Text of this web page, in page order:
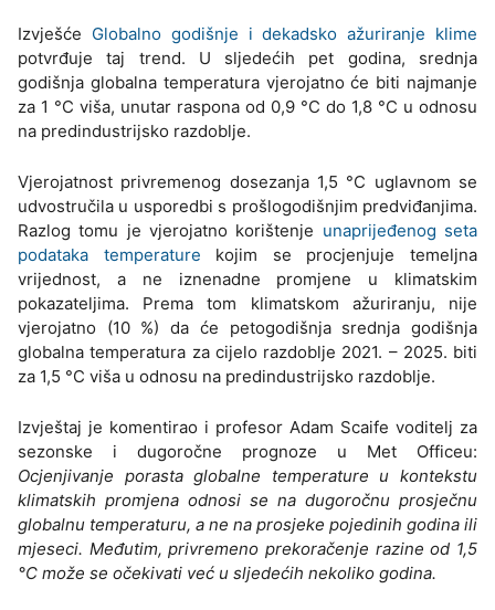
Izvješće Globalno godišnje i dekadsko ažuriranje klime
potvrđuje taj trend. U sljedećih pet godina, srednja
godišnja globalna temperatura vjerojatno će biti najmanje
za 1 °C viša, unutar raspona od 0,9 °C do 1,8 °C u odnosu
na predindustrijsko razdoblje.
Vjerojatnost privremenog dosezanja 1,5 °C uglavnom se
udvostručila u usporedbi s prošlogodišnjim predviđanjima.
Razlog tomu je vjerojatno korištenje unaprijeđenog seta
podataka temperature kojim se procjenjuje temeljna
vrijednost, a ne iznenadne promjene u klimatskim
pokazateljima. Prema tom klimatskom ažuriranju, nije
vjerojatno (10 %) da će petogodišnja srednja godišnja
globalna temperatura za cijelo razdoblje 2021. – 2025. biti
za 1,5 °C viša u odnosu na predindustrijsko razdoblje.
Izvještaj je komentirao i profesor Adam Scaife voditelj za
sezonske i dugoročne prognoze u Met Officeu:
Ocjenjivanje porasta globalne temperature u kontekstu
klimatskih promjena odnosi se na dugoročnu prosječnu
globalnu temperaturu, a ne na prosjeke pojedinih godina ili
mjeseci. Međutim, privremeno prekoračenje razine od 1,5
°C može se očekivati već u sljedećih nekoliko godina.